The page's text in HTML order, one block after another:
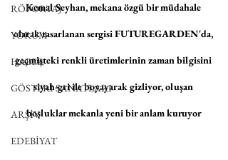
RÖPORTAJ
YORUM
HABER
GÖSTERİ SANATLARI
ARŞİV
EDEBİYAT
Kemal Seyhan, mekana özgü bir müdahale
olarak tasarlanan sergisi FUTUREGARDEN'da,
geçmişteki renkli üretimlerinin zaman bilgisini
siyah-gri ile boyayarak gizliyor, oluşan
boşluklar mekanla yeni bir anlam kuruyor